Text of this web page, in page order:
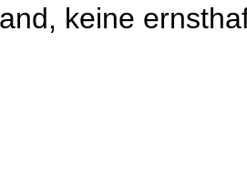
keine